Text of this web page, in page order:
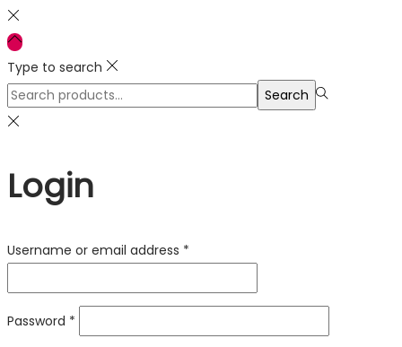
Type to search
Search
for:>
Search
Login
Username or email address *
Password *